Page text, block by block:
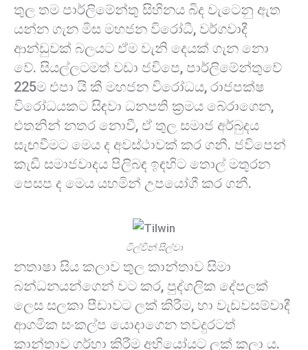
තුල තම පාර්ලිමේන්තු සිහිනය බිද වැටෙනු ඇත
යන්න ගැන මිස මහජන විරෝධී, වර්ගවාදී
ආන්ඩුවක් බලයට ඒම වැනි දෙයක් ගැන නො
වේ. සියල්ලටමත් වඩා ජවිපෙ, පාර්ලිමේන්තුවේ
225ම එපා යි කී මහජන විරෝධය, රාජපක්ෂ
විරෝධයකට සිඳවා ධනපති ක්‍රමය බේරාගෙන,
එතනින් නතර නොවී, ඒ තුල සමාජ අර්බුදය
සැඟවීමට මෙය ද අවස්ථාවක් කර ගනී. ජවිපෙන්
කැඩී සමාජවාදය පිලිබඳ ඉඳහිට තොල් මතුරන
පෙසප ද මෙය යහමින් උපයෝගී කර ගනී.
ටිල්වින් සිල්වා
නතාෂා සිය කලාව තුල කාන්තාව සිමා
බන්ධනයන්ගෙන් වට කර, පුද්ගලික දේපලක්
ලෙස සලකා පීඩාවට ලක් කිරීම, හා වැඩවසම්වාදී
ආගමික සංකල්ප යොදාගෙන තවදුරටත්
කාන්තාව ගර්හා කිරීම අභියෝයට ලක් කලා ය.